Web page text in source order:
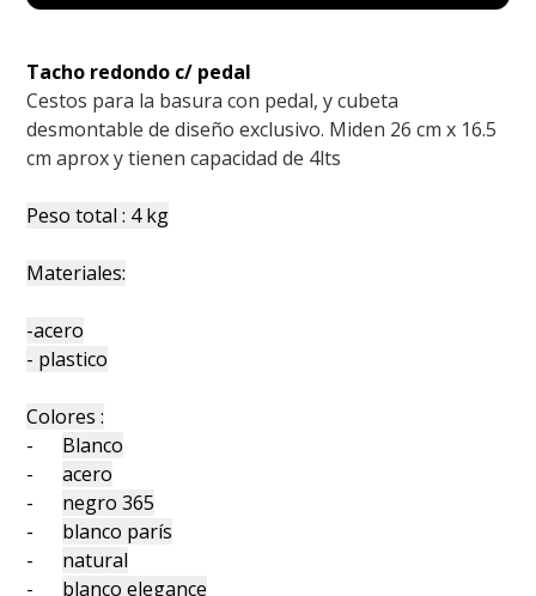
Tacho redondo c/ pedal
Cestos para la basura con pedal, y cubeta
desmontable de diseño exclusivo. Miden 26 cm x 16.5
cm aprox y tienen capacidad de 4lts
Peso total : 4 kg
Materiales:
-acero
- plastico
Colores :
- Blanco
-acero
- negro 365
- blanco parís
- natural
- blanco elegance